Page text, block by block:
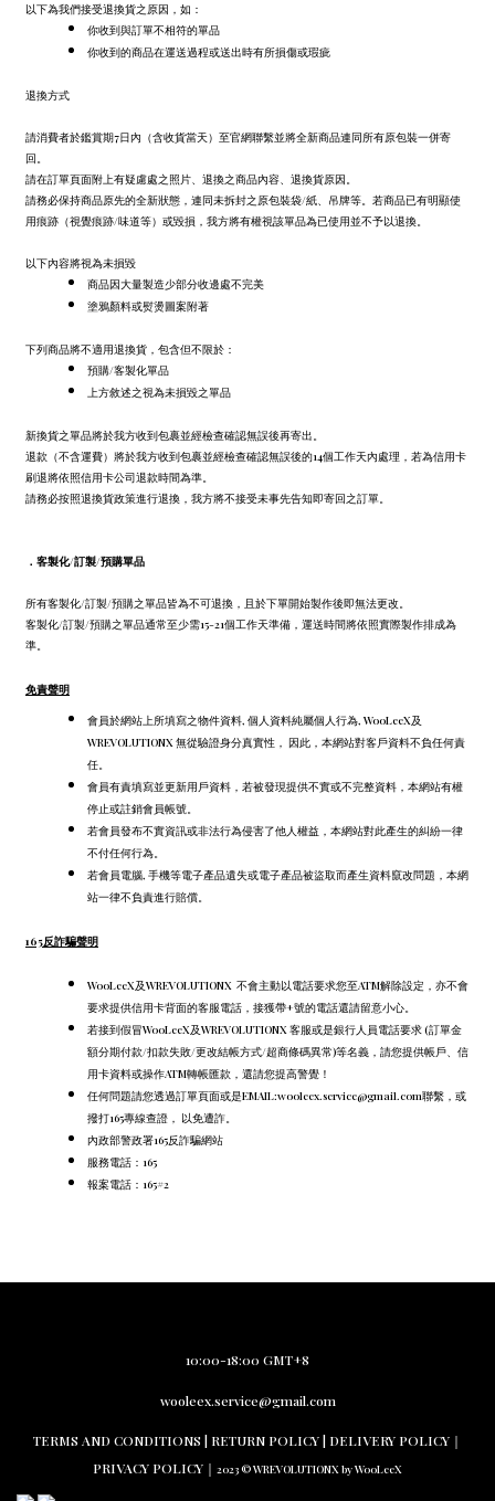
以下為我們接受退換貨之原因，如：
你收到與訂單不相符的單品
你收到的商品在運送過程或送出時有所損傷或瑕疵
退換方式
請消費者於鑑賞期7日內（含收貨當天）至官網聯繫並將全新商品連同所有原包裝一併寄
回。
請在訂單頁面附上有疑慮處之照片、退換之商品內容、退換貨原因。
請務必保持商品原先的全新狀態，連同未拆封之原包裝袋/紙、吊牌等。若商品已有明顯使
用痕跡（視覺痕跡/味道等）或毀損，我方將有權視該單品為已使用並不予以退換。
以下內容將視為未損毀
商品因大量製造少部分收邊處不完美
塗鴉顏料或熨燙圖案附著
下列商品將不適用退換貨，包含但不限於：
預購/客製化單品
上方敘述之視為未損毀之單品
新換貨之單品將於我方收到包裹並經檢查確認無誤後再寄出。
退款（不含運費）將於我方收到包裹並經檢查確認無誤後的14個工作天內處理，若為信用卡
刷退將依照信用卡公司退款時間為準。
請務必按照退換貨政策進行退換，我方將不接受未事先告知即寄回之訂單。
． 客製化/訂製/預購單品
所有客製化/訂製/預購之單品皆為不可退換，且於下單開始製作後即無法更改。
客製化/訂製/預購之單品通常至少需15-21個工作天準備，運送時間將依照實際製作排成為
準。
免責聲明
會員於網站上所填寫之物件資料, 個人資料純屬個人行為, WooLeeX及
WREVOLUTIONX 無從驗證身分真實性， 因此，本網站對客戶資料不負任何責
任。
會員有責填寫並更新用戶資料，若被發現提供不實或不完整資料，本網站有權
停止或註銷會員帳號。
若會員發布不實資訊或非法行為侵害了他人權益，本網站對此產生的糾紛一律
不付任何行為。
若會員電腦, 手機等電子產品遺失或電子產品被盜取而產生資料竄改問題，本網
站一律不負責進行賠償。
165反詐騙聲明
WooLeeX及WREVOLUTIONX 不會主動以電話要求您至ATM解除設定， 亦不會
要求提供信用卡背面的客服電話， 接獲帶+號的電話還請留意小心。
若接到假冒WooLeeX及WREVOLUTIONX 客服或是銀行人員電話要求 (訂單金
額分期付款/扣款失敗/更改結帳方式/超商條碼異常)等名義，請您提供帳戶、信
用卡資料或操作ATM轉帳匯款，還請您提高警覺！
任何問題請您透過訂單頁面或是EMAIL:wooleex.service@gmail.com聯繫，或
撥打165專線查證， 以免遭詐。
內政部警政署165反詐騙網站
服務電話：165
報案電話：165#2
10:00-18:00 GMT+8
wooleex.service@gmail.com
TERMS AND CONDITIONS | RETURN POLICY | DELIVERY POLICY｜
PRIVACY POLICY ｜ 2023 © WREVOLUTIONX by WooLeeX